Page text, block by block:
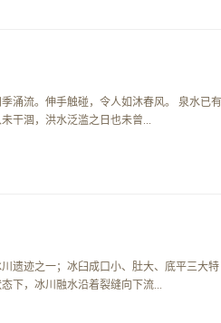
涌流。伸手触碰，令人如沐春风。 泉水已
干涸，洪水泛滥之日也未曾...
遗迹之一；冰臼成口小、肚大、底平三大特
下，冰川融水沿着裂缝向下流...